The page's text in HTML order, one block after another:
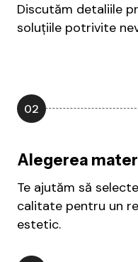
Discutăm detaliile
soluțiile potrivite
02
Alegerea
Te ajutăm să
calitate pentru un
estetic.